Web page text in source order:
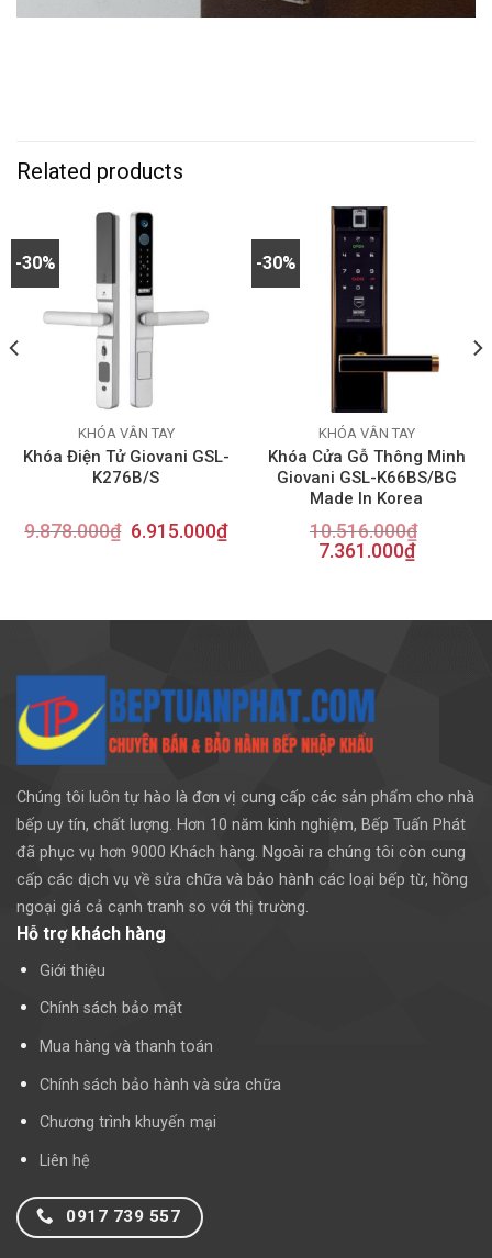
Related products
-30%
KHÓA VÂN TAY
Khóa Điện Tử Giovani GSL-
K276B/S
9.878.000₫ 6.915.000₫
-30%
KHÓA VÂN TAY
Khóa Cửa Gỗ Thông Minh
Giovani GSL-K66BS/BG
Made In Korea
10.516.000₫
7.361.000₫
Chúng tôi luôn tự hào là đơn vị cung cấp các sản phẩm cho nhà
bếp uy tín, chất lượng. Hơn 10 năm kinh nghiệm, Bếp Tuấn Phát
đã phục vụ hơn 9000 Khách hàng. Ngoài ra chúng tôi còn cung
cấp các dịch vụ về sửa chữa và bảo hành các loại bếp từ, hồng
ngoại giá cả cạnh tranh so với thị trường.
Hỗ trợ khách hàng
Giới thiệu
Chính sách bảo mật
Mua hàng và thanh toán
Chính sách bảo hành và sửa chữa
Chương trình khuyến mại
Liên hệ
0917 739 557